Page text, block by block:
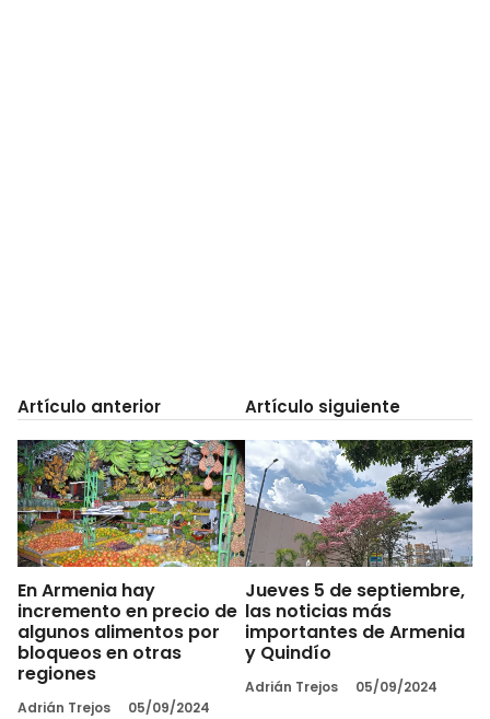
Artículo anterior
En Armenia hay
incremento en precio de
algunos alimentos por
bloqueos en otras
regiones
Adrián Trejos 05/09/2024
Artículo siguiente
Jueves 5 de septiembre,
las noticias más
importantes de Armenia
y Quindío
Adrián Trejos 05/09/2024